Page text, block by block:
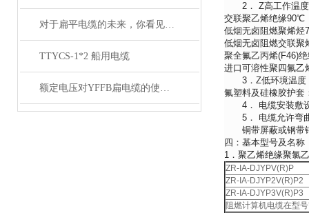
对于扁平电缆的未来，你看见希望了吗？
TTYCS-1*2 船用电缆
额定电压对YFFB扁电缆的使用有何影响？
2． Z高工作温度
交联聚乙烯绝缘90℃
低烟无卤阻燃聚烯
低烟无卤阻燃交联
聚全氟乙丙烯(F46)
进口可溶性聚四氟
3．Z低环境温度
氟塑料及硅橡胶护
4． 电缆安装敷设
5． 电缆允许弯曲
铜带屏蔽或钢带
四：基本型号及名称
1．聚乙烯绝缘聚氯
ZR-IA-DJYPV(R)P
ZR-IA-DJYP2V(R)P2
ZR-IA-DJYP3V(R)P3
阻燃计算机电缆在型